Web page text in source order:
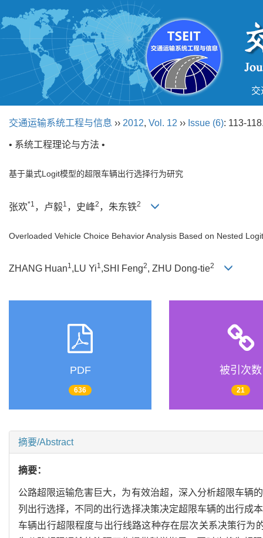
交
交通运输系统工程与信息 ›› 2012, Vol. 12 ›› Issue (6): 113-
• 系统工程理论与方法 •
基于巢式Logit模型的超限车辆出行选择行为研究
张欢*1 ，卢毅1 ，史峰2 ，朱东铁2
Overloaded Vehicle Choice Behavior Analysis Based on Nested
ZHANG Huan1,LU Yi1,SHI Feng2, ZHU Dong-tie2
PDF
636
被引次数
21
摘要/Abstract
摘要：
公路超限运输危害巨大，为有效治超，深入分析超限车辆
列出行选择，不同的出行选择决策决定超限车辆的出行成
车辆出行超限程度与出行线路这种存在层次关系决策行